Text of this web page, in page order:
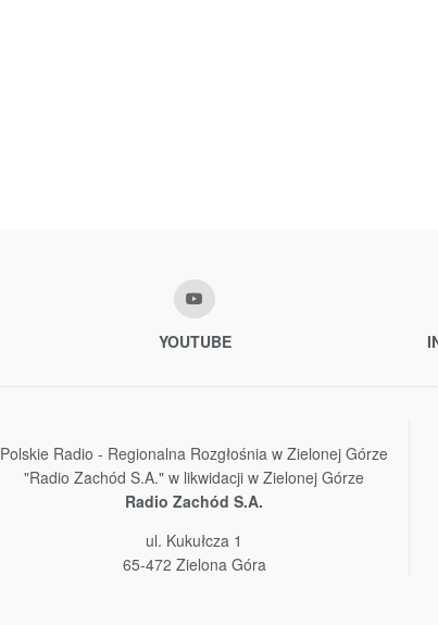
YOUTUBE
Polskie Radio - Regionalna Rozgłośnia w Zielonej Górze
"Radio Zachód S.A." w likwidacji w Zielonej Górze
Radio Zachód S.A.
ul. Kukułcza 1
65-472 Zielona Góra